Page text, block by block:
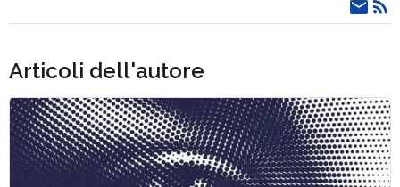
Articoli dell'autore